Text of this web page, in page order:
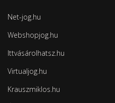
Net-jog.hu
Webshopjog.hu
Ittvásárolhatsz.hu
Virtualjog.hu
Krauszmiklos.hu